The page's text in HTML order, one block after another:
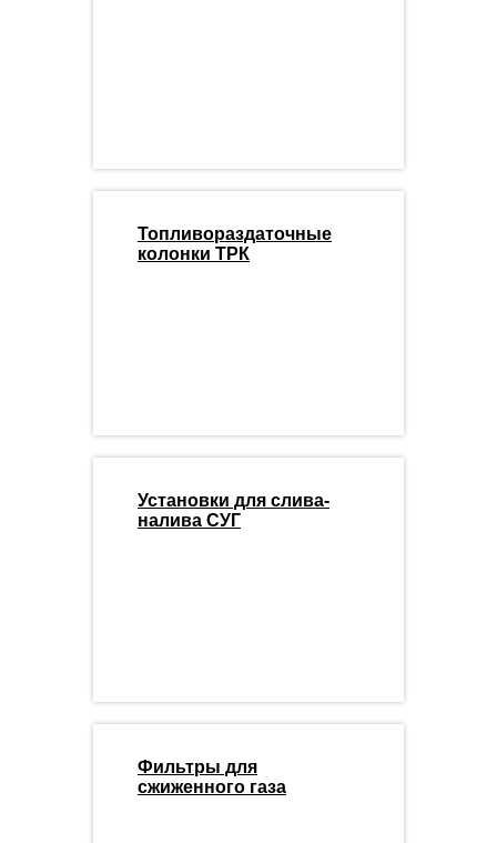
Топливораздаточные
колонки ТРК
Установки для слива-
налива СУГ
Фильтры для
сжиженного газа